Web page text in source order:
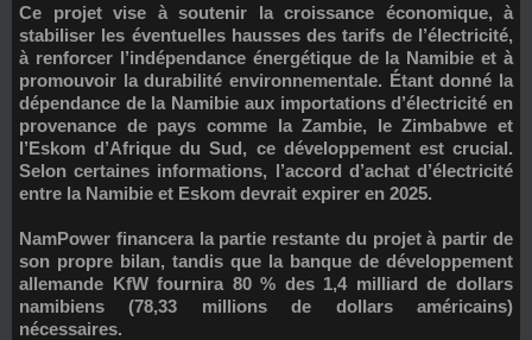
Ce projet vise à soutenir la croissance économique, à
stabiliser les éventuelles hausses des tarifs de l’électricité,
à renforcer l’indépendance énergétique de la Namibie et à
promouvoir la durabilité environnementale. Étant donné la
dépendance de la Namibie aux importations d’électricité en
provenance de pays comme la Zambie, le Zimbabwe et
l’Eskom d’Afrique du Sud, ce développement est crucial.
Selon certaines informations, l’accord d’achat d’électricité
entre la Namibie et Eskom devrait expirer en 2025.
NamPower financera la partie restante du projet à partir de
son propre bilan, tandis que la banque de développement
allemande KfW fournira 80 % des 1,4 milliard de dollars
namibiens (78,33 millions de dollars américains)
nécessaires.